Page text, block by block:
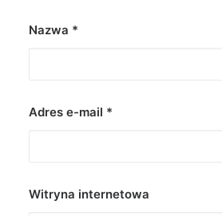
Nazwa *
Adres e-mail *
Witryna internetowa